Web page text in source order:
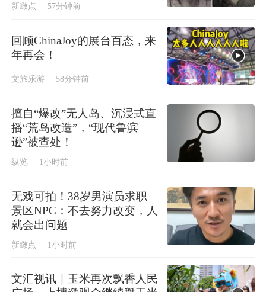
新瞰点 57分钟前
回顾ChinaJoy的展台百态，来
年再会！
文旅乐游 58分钟前
擅自“爆改”无人岛、沉浸式直
播“荒岛改造”，“现代鲁滨
逊”被查处！
纵览 1小时前
无戏可拍！38岁男演员求职
景区NPC：不去努力改变，人
就会出问题
新瞰点 1小时前
文汇视讯｜玉米再次飘香人民